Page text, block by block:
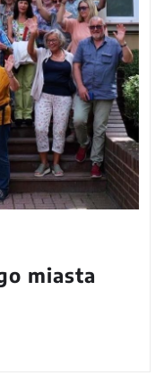
miasta